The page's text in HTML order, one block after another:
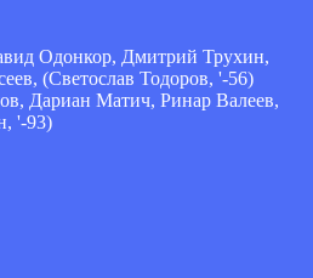
Одонкор, Дмитрий Трухин,
(Светослав Тодоров, '-56)
Дариан Матич, Ринар Валеев,
'-93)